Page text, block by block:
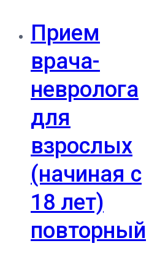
Прием
врача-
невролога
для
взрослых
(начиная с
18 лет)
повторный